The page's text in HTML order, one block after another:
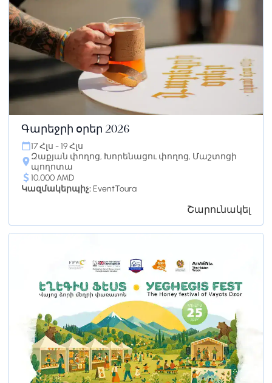
Գարեջրի օրեր 2026
17 Հլս - 19 Հլս
Զաքյան փողոց, Խորենացու փողոց, Մաշտոցի
պողոտա
10,000 AMD
Կազմակերպիչ:EventToura
Շարունակել